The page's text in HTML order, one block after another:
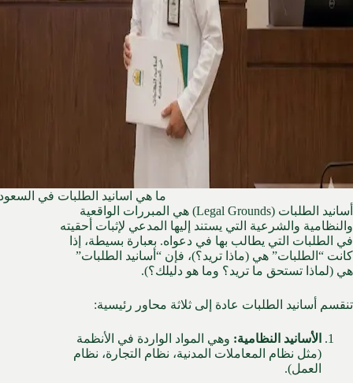
ما هي اسانيد الطلبات في
أسانيد الطلبات (Legal Grounds) هي المبررات الواقعية
والنظامية والشرعية التي يستند إليها المدعي لإثبات أحقيته
في الطلبات التي يطالب بها في دعواه. بعبارة بسيطة، إذا
كانت “الطلبات” هي (ماذا تريد؟)، فإن “أسانيد الطلبات”
هي (لماذا تستحق ما تريد؟ وما هو دليلك؟).
تنقسم أسانيد الطلبات عادة إلى ثلاثة محاور رئيسية:
الأسانيد النظامية: وهي المواد الواردة في الأنظمة
(مثل نظام المعاملات المدنية، نظام التجارة، نظام
العمل).